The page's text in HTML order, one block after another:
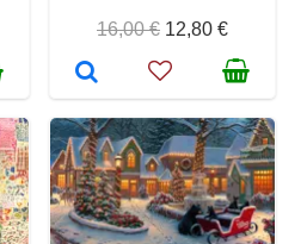
16,00 € 12,80 €